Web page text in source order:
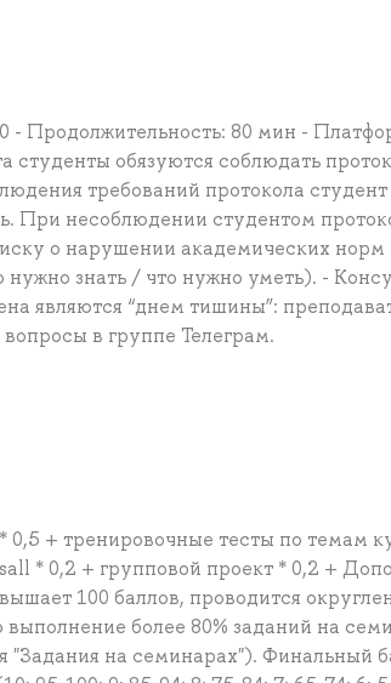
- Продолжительность: 80 мин -
обязуются соблюдать
требований протокола
При несоблюдении студентом
о нарушении академических
знать / что нужно уметь). -
являются “днем тишины”:
в группе Телеграм.
+ тренировочные тесты по темам
* 0,2 + групповой проект * 0,2 +
100 баллов, проводится
более 80% заданий на
"Задания на семинарах"). Финальный